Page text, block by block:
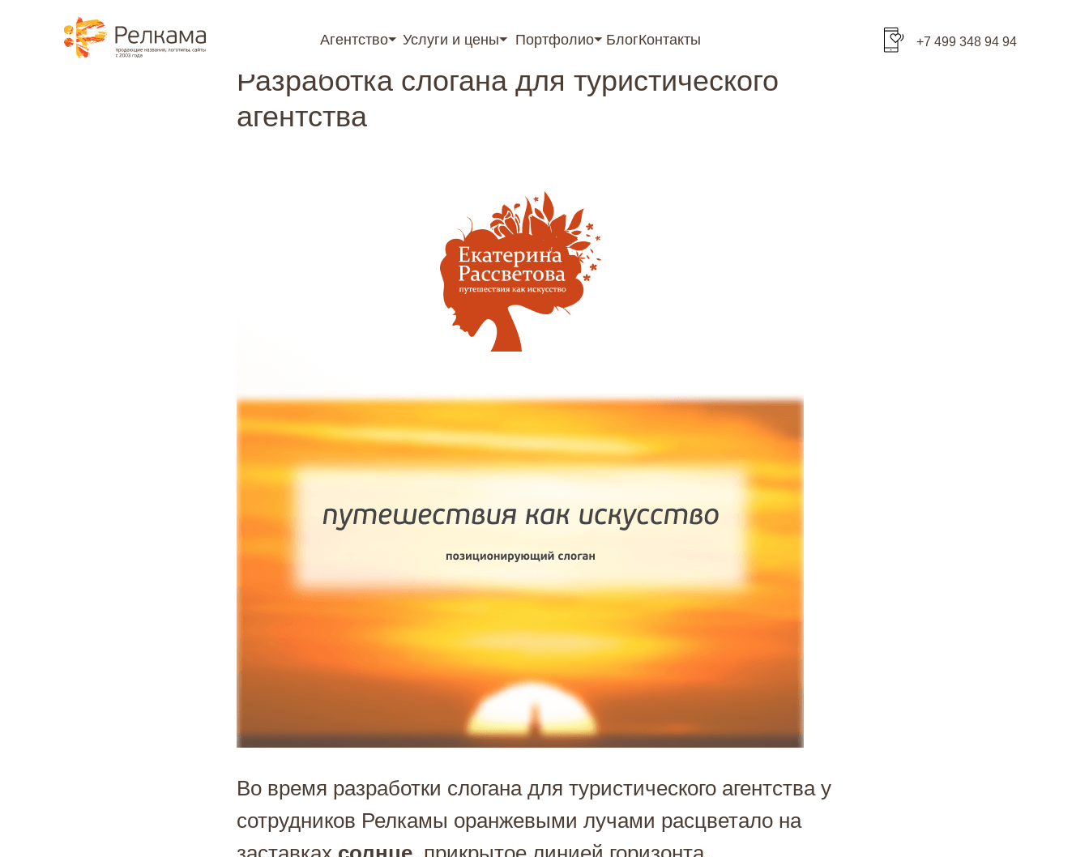
Агентство⏷ Услуги и цены⏷ Портфолио⏷ БлогКонтакты +7 499 348 94 94
⮌ Назад
@media (max-width: 1199px) { #rec1098706601 { position: sticky !important; top: 0; z-index: 9999; } }
Разработка слогана для туристического
агентства
Во время разработки слогана для туристического агентства у
сотрудников Релкамы оранжевыми лучами расцветало на